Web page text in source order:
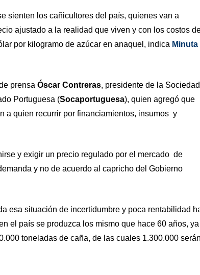
sienten los cañicultores del país, quienes van a
ajustado a la realidad que viven y con los costos
por kilogramo de azúcar en anaquel, indica Minuta
prensa Óscar Contreras, presidente de la Sociedad
Portuguesa (Socaportuguesa), quien agregó que
a quien recurrir por financiamientos, insumos y
y exigir un precio regulado por el mercado de
y no de acuerdo al capricho del Gobierno
esa situación de incertidumbre y poca rentabilidad
el país se produzca los mismo que hace 60 años, ya
toneladas de caña, de las cuales 1.300.000 serán